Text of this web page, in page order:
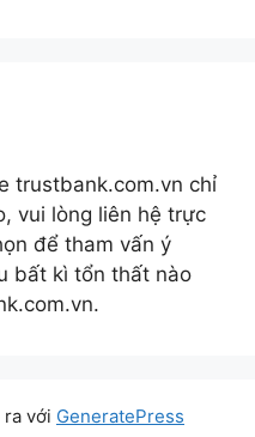
trustbank.com.vn chỉ
vui lòng liên hệ trực
để tham vấn ý
bất kì tổn thất nào
ra với GeneratePress